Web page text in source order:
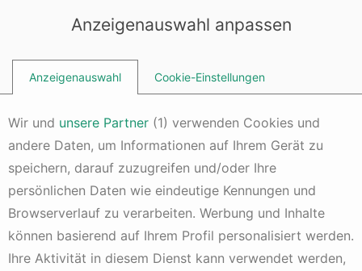
bGVzeW5kaWNhdGlvbi5jb20vcGFnZWFkL2pzL2Fkc2J5Z29vZ2xlL
ICBjcm9zc29yaWdpbj0nYW5vbnltb3VzJz48L3NjcmlwdD4=
Fundamentaldaten
Umsatzwachstum
Kommentar hinzufügen 1 Min. Lesezeit
Die Kennzahl Umsatzwachstum berechnet sich analog
demGewinnwachstum
eines Unternehmens. Hierbei wird
Anzeigenauswahl anpassen
Anzeigenauswahl Cookie-Einstellungen
Wir und unsere Partner (1) verwenden Cookies und
andere Daten, um Informationen auf Ihrem Gerät zu
speichern, darauf zuzugreifen und/oder Ihre
persönlichen Daten wie eindeutige Kennungen und
Browserverlauf zu verarbeiten. Werbung und Inhalte
können basierend auf Ihrem Profil personalisiert werden.
Ihre Aktivität in diesem Dienst kann verwendet werden,